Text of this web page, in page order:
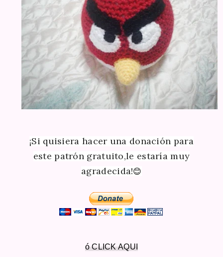
¡Si quisiera hacer una donación para
este patrón gratuito,le estaría muy
agradecida!😊
ó CLICK AQUI